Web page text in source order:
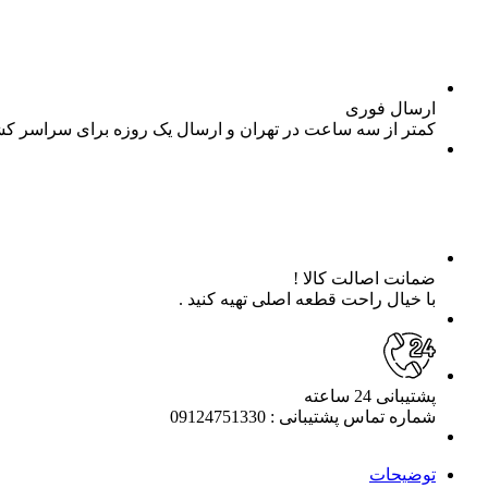
ارسال فوری
کمتر از سه ساعت در تهران و ارسال یک روزه برای سراسر
ضمانت اصالت کالا !
با خیال راحت قطعه اصلی تهیه کنید .
پشتیبانی 24 ساعته
شماره تماس پشتیبانی : 09124751330
توضیحات